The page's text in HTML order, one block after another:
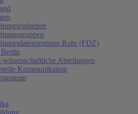
Ruhr (FDZ)
wissenschaftliche Abteilungen
Kommunikation